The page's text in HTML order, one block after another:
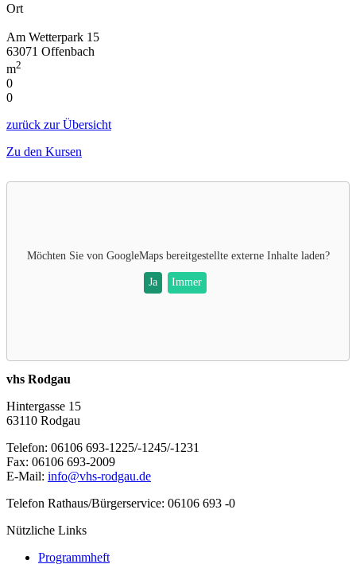
Ort
Am Wetterpark 15
63071 Offenbach
m2
0
0
zurück zur Übersicht
Zu den Kursen
Möchten Sie von GoogleMapsbereitgestellte externe Inhalte laden?
Ja Immer
vhs Rodgau
Hintergasse 15
63110 Rodgau
Telefon: 06106 693-1225/-1245/-1231
Fax: 06106 693-2009
E-Mail: info@vhs-rodgau.de
Telefon Rathaus/Bürgerservice: 06106 693 -0
Nützliche Links
Programmheft